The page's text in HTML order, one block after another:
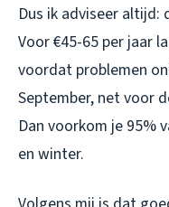
Dus ik adviseer altijd:
Voor €45-65 per jaar
voordat problemen
September, net voor
Dan voorkom je 95%
en winter.